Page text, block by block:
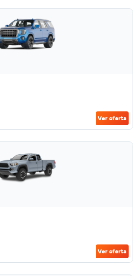
Ver oferta
Ver oferta